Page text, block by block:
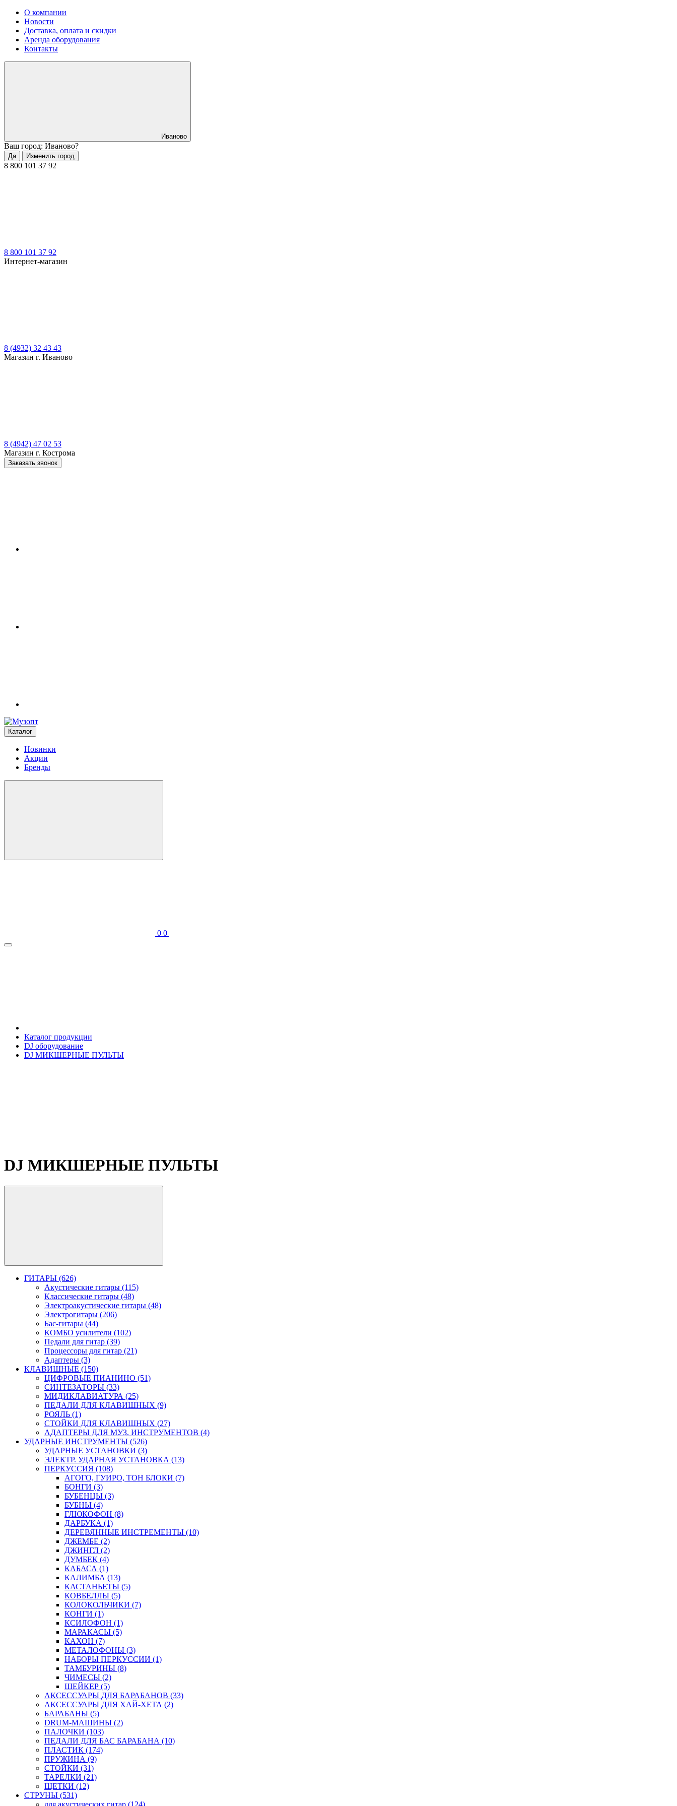
О компании
Новости
Доставка, оплата и скидки
Аренда оборудования
Контакты
Иваново
Ваш город: Иваново?
Да Изменить город
8 800 101 37 92
8 800 101 37 92
Интернет-магазин
8 (4932) 32 43 43
Магазин г. Иваново
8 (4942) 47 02 53
Магазин г. Кострома
Заказать звонок
Каталог
Новинки
Акции
Бренды
0 0
Каталог продукции
DJ оборудование
DJ МИКШЕРНЫЕ ПУЛЬТЫ
DJ МИКШЕРНЫЕ ПУЛЬТЫ
ГИТАРЫ (626)
Акустические гитары (115)
Классические гитары (48)
Электроакустические гитары (48)
Электрогитары (206)
Бас-гитары (44)
КОМБО усилители (102)
Педали для гитар (39)
Процессоры для гитар (21)
Адаптеры (3)
КЛАВИШНЫЕ (150)
ЦИФРОВЫЕ ПИАНИНО (51)
СИНТЕЗАТОРЫ (33)
МИДИКЛАВИАТУРА (25)
ПЕДАЛИ ДЛЯ КЛАВИШНЫХ (9)
РОЯЛЬ (1)
СТОЙКИ ДЛЯ КЛАВИШНЫХ (27)
АДАПТЕРЫ ДЛЯ МУЗ. ИНСТРУМЕНТОВ (4)
УДАРНЫЕ ИНСТРУМЕНТЫ (526)
УДАРНЫЕ УСТАНОВКИ (3)
ЭЛЕКТР. УДАРНАЯ УСТАНОВКА (13)
ПЕРКУССИЯ (108)
АГОГО, ГУИРО, ТОН БЛОКИ (7)
БОНГИ (3)
БУБЕНЦЫ (3)
БУБНЫ (4)
ГЛЮКОФОН (8)
ДАРБУКА (1)
ДЕРЕВЯННЫЕ ИНСТРЕМЕНТЫ (10)
ДЖЕМБЕ (2)
ДЖИНГЛ (2)
ДУМБЕК (4)
КАБАСА (1)
КАЛИМБА (13)
КАСТАНЬЕТЫ (5)
КОВБЕЛЛЫ (5)
КОЛОКОЛЬЧИКИ (7)
КОНГИ (1)
КСИЛОФОН (1)
МАРАКАСЫ (5)
КАХОН (7)
МЕТАЛОФОНЫ (3)
НАБОРЫ ПЕРКУССИИ (1)
ТАМБУРИНЫ (8)
ЧИМЕСЫ (2)
ШЕЙКЕР (5)
АКСЕССУАРЫ ДЛЯ БАРАБАНОВ (33)
АКСЕССУАРЫ ДЛЯ ХАЙ-ХЕТА (2)
БАРАБАНЫ (5)
DRUM-МАШИНЫ (2)
ПАЛОЧКИ (103)
ПЕДАЛИ ДЛЯ БАС БАРАБАНА (10)
ПЛАСТИК (174)
ПРУЖИНА (9)
СТОЙКИ (31)
ТАРЕЛКИ (21)
ЩЕТКИ (12)
СТРУНЫ (531)
для акустических гитар (124)